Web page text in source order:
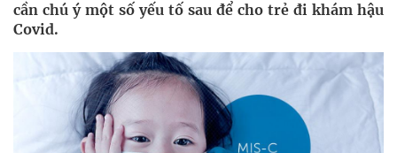
cần chú ý một số yếu tố sau để cho trẻ đi khám hậu
Covid.